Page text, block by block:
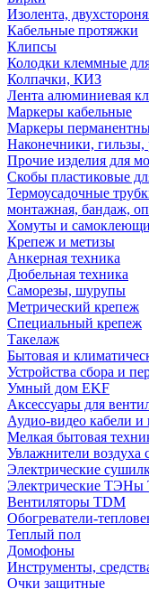
Изолента,
Кабельные протяжки
Клипсы
Колодки клеммные
Колпачки, КИЗ
Лента алюминиевая
Маркеры кабельные
Маркеры
Наконечники,
Прочие изделия для
Скобы пластиковые
Термоусадочные
монтажная, бандаж,
Хомуты и
Крепеж и метизы
Анкерная техника
Дюбельная техника
Саморезы, шурупы
Метрический крепеж
Специальный крепеж
Такелаж
Бытовая и
Устройства сбора и
Умный дом EKF
Аксессуары для
Аудио-видео кабели и
Мелкая бытовая
Увлажнители
Электрические
Электрические
Вентиляторы TDM
Обогреватели-
Теплый пол
Домофоны
Инструменты,
Очки защитные